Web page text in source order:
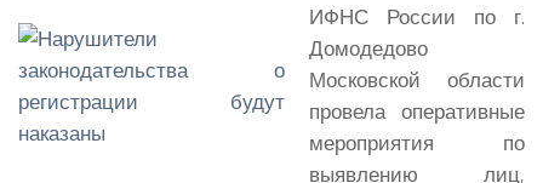
ИФНС России по г.
Домодедово
Московской области
провела оперативные
мероприятия по
выявлению лиц,